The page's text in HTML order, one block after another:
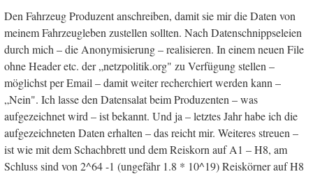
Den Fahrzeug Produzent anschreiben, damit sie mir die Daten von
meinem Fahrzeugleben zustellen sollten. Nach Datenschnippseleien
durch mich – die Anonymisierung – realisieren. In einem neuen File
ohne Header etc. der „netzpolitik.org" zu Verfügung stellen –
möglichst per Email – damit weiter recherchiert werden kann –
„Nein". Ich lasse den Datensalat beim Produzenten – was
aufgezeichnet wird – ist bekannt. Und ja – letztes Jahr habe ich die
aufgezeichneten Daten erhalten – das reicht mir. Weiteres streuen –
ist wie mit dem Schachbrett und dem Reiskorn auf A1 – H8, am
Schluss sind von 2^64 -1 (ungefähr 1.8 * 10^19) Reiskörner auf H8